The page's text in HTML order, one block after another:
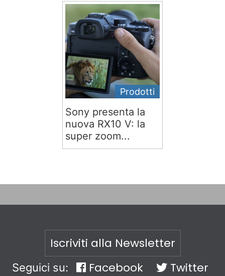
Prodotti
Sony presenta la
nuova RX10 V: la
super zoom...
Iscriviti alla Newsletter
Seguici su: Facebook
Twitter